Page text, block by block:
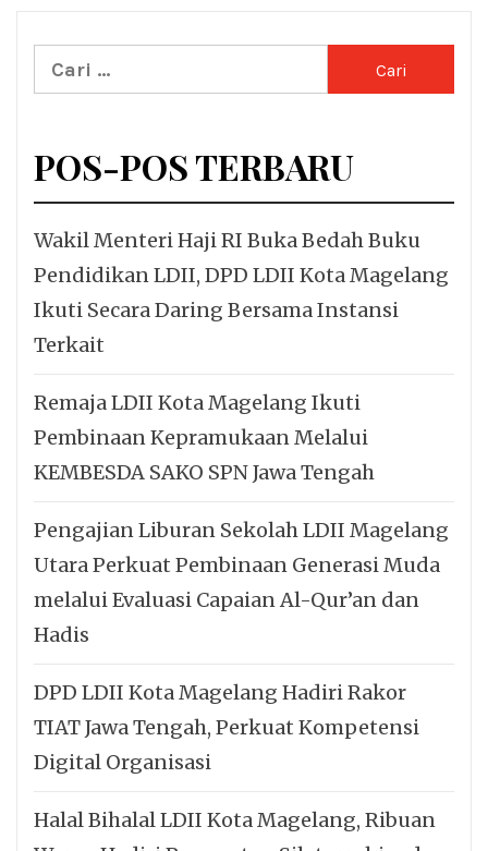
Cari
untuk:
POS-POS TERBARU
Wakil Menteri Haji RI Buka Bedah Buku
Pendidikan LDII, DPD LDII Kota Magelang
Ikuti Secara Daring Bersama Instansi
Terkait
Remaja LDII Kota Magelang Ikuti
Pembinaan Kepramukaan Melalui
KEMBESDA SAKO SPN Jawa Tengah
Pengajian Liburan Sekolah LDII Magelang
Utara Perkuat Pembinaan Generasi Muda
melalui Evaluasi Capaian Al-Qur’an dan
Hadis
DPD LDII Kota Magelang Hadiri Rakor
TIAT Jawa Tengah, Perkuat Kompetensi
Digital Organisasi
Halal Bihalal LDII Kota Magelang, Ribuan